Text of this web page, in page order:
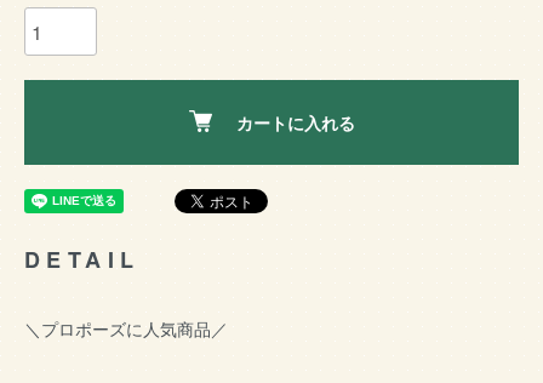
カートに入れる
DETAIL
＼プロポーズに人気商品／